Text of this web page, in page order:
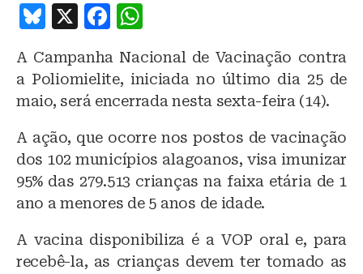
B
e
s
y
X
F
c
e
o
o
k
at
s
p
p
A Campanha Nacional de Vacinação contra
a Poliomielite, iniciada no último dia 25 de
maio, será encerrada nesta sexta-feira (14).
A ação, que ocorre nos postos de vacinação
dos 102 municípios alagoanos, visa imunizar
95% das 279.513 crianças na faixa etária de 1
ano a menores de 5 anos de idade.
A vacina disponibiliza é a VOP oral e, para
recebê-la, as crianças devem ter tomado as